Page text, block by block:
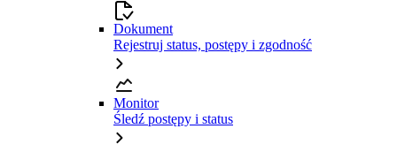
Dokument
Rejestruj status, postępy i zgodność
Monitor
Śledź postępy i status